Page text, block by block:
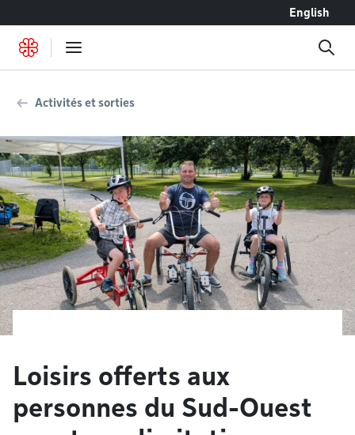
English
Activités et sorties
Loisirs offerts aux
personnes du Sud-Ouest